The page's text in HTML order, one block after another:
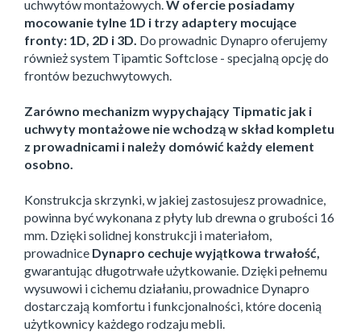
uchwytów montażowych.W ofercie posiadamy
mocowanie tylne 1D i trzy adaptery mocujące
fronty: 1D, 2D i 3D. Do prowadnic Dynapro oferujemy
również system Tipamtic Softclose - specjalną opcję do
frontów bezuchwytowych.
Zarówno mechanizm wypychający Tipmatic jak i
uchwyty montażowe nie wchodzą w skład kompletu
z prowadnicami i należy domówić każdy element
osobno.
Konstrukcja skrzynki, w jakiej zastosujesz prowadnice,
powinna być wykonana z płyty lub drewna o grubości 16
mm. Dzięki solidnej konstrukcji i materiałom,
prowadnice Dynapro cechuje wyjątkowa trwałość,
gwarantując długotrwałe użytkowanie. Dzięki pełnemu
wysuwowi i cichemu działaniu, prowadnice Dynapro
dostarczają komfortu i funkcjonalności, które docenią
użytkownicy każdego rodzaju mebli.